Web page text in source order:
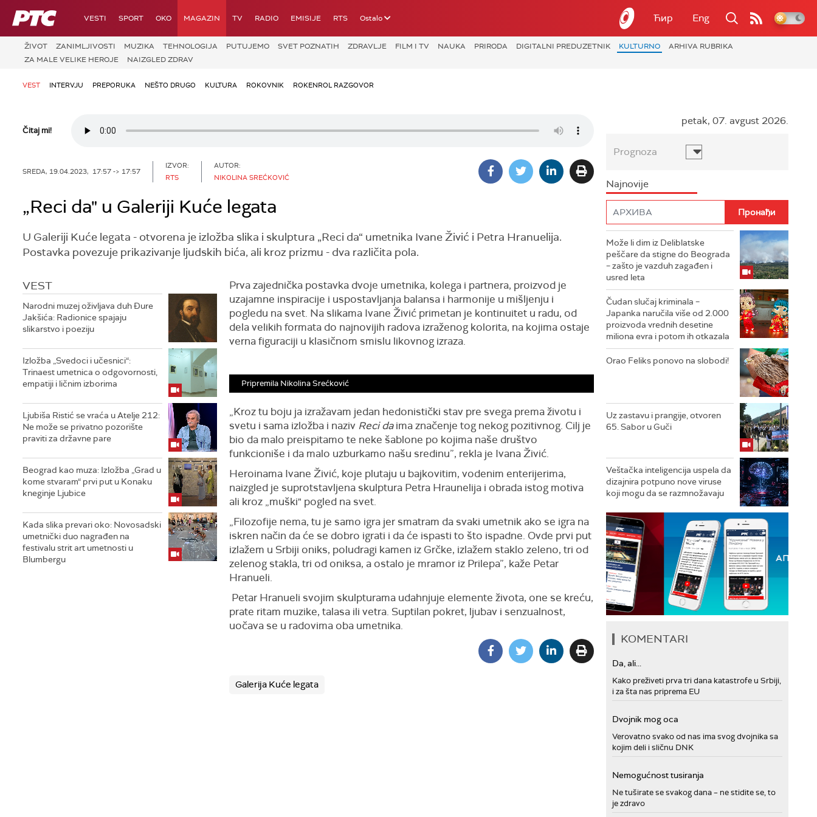
RTS VESTI SPORT OKO MAGAZIN TV RADIO EMISIJE RTS Ostalo Ћир Eng
ŽIVOT ZANIMLJIVOSTI MUZIKA TEHNOLOGIJA PUTUJEMO SVET POZNATIH ZDRAVLJE FILM I TV NAUKA PRIRODA DIGITALNI PREDUZETNIK KULTURNO
ARHIVA RUBRIKA
ZA MALE VELIKE HEROJE
NAIZGLED ZDRAV
VEST INTERVJU PREPORUKA NEŠTO DRUGO KULTURA ROKOVNIK ROKENROL RAZGOVOR
Čitaj mi!
SREDA, 19.04.2023, 17:57 -> 17:57
IZVOR:
RTS
AUTOR:
NIKOLINA SREĆKOVIĆ
„Reci da" u Galeriji Kuće legata
U Galeriji Kuće legata - otvorena je izložba slika i skulptura „Reci da“ umetnika Ivane Živić i Petra Hranuelija.
Postavka povezuje prikazivanje ljudskih bića, ali kroz prizmu - dva različita pola.
VEST
Narodni muzej oživljava duh Đure
Jakšića: Radionice spajaju
slikarstvo i poeziju
Izložba „Svedoci i učesnici“:
Trinaest umetnica o odgovornosti,
empatiji i ličnim izborima
Ljubiša Ristić se vraća u Atelje 212:
Ne može se privatno pozorište
praviti za državne pare
Beograd kao muza: Izložba „Grad u
kome stvaram“ prvi put u Konaku
kneginje Ljubice
Kada slika prevari oko: Novosadski
umetnički duo nagrađen na
festivalu strit art umetnosti u
Blumbergu
Prva zajednička postavka dvoje umetnika, kolega i partnera, proizvod je
uzajamne inspiracije i uspostavljanja balansa i harmonije u mišljenju i
pogledu na svet. Na slikama Ivane Živić primetan je kontinuitet u radu, od
dela velikih formata do najnovijih radova izraženog kolorita, na kojima ostaje
verna figuraciji u klasičnom smislu likovnog izraza.
Pripremila Nikolina Srećković
„Kroz tu boju ja izražavam jedan hedonistički stav pre svega prema životu i
svetu i sama izložba i naziv Reci daima značenje tog nekog pozitivnog. Cilj je
bio da malo preispitamo te neke šablone po kojima naše društvo
funkcioniše i da malo uzburkamo našu sredinu”, rekla je Ivana Živić.
Heroinama Ivane Živić, koje plutaju u bajkovitim, vodenim enterijerima,
naizgled je suprotstavljena skulptura Petra Hraunelija i obrada istog motiva
ali kroz „muški" pogled na svet.
„Filozofije nema, tu je samo igra jer smatram da svaki umetnik ako se igra na
iskren način da će se dobro igrati i da će ispasti to što ispadne. Ovde prvi put
izlažem u Srbiji oniks, poludragi kamen iz Grčke, izlažem staklo zeleno, tri od
zelenog stakla, tri od oniksa, a ostalo je mramor iz Prilepa”, kaže Petar
Hranueli.
Petar Hranueli svojim skulpturama udahnjuje elemente života, one se kreću,
prate ritam muzike, talasa ili vetra. Suptilan pokret, ljubav i senzualnost,
uočava se u radovima oba umetnika.
Galerija Kuće legata
petak, 07. avgust 2026.
Prognoza
Najnovije
Može li dim iz Deliblatske
peščare da stigne do Beograda
– zašto je vazduh zagađen i
usred leta
Čudan slučaj kriminala –
Japanka naručila više od 2.000
proizvoda vrednih desetine
miliona evra i potom ih otkazala
Orao Feliks ponovo na slobodi!
Uz zastavu i prangije, otvoren
65. Sabor u Guči
Veštačka inteligencija uspela da
dizajnira potpuno nove viruse
koji mogu da se razmnožavaju
KOMENTARI
Da, ali...
Kako preživeti prva tri dana katastrofe u Srbiji,
i za šta nas priprema EU
Dvojnik mog oca
Verovatno svako od nas ima svog dvojnika sa
kojim deli i sličnu DNK
Nemogućnost tusiranja
Ne tuširate se svakog dana – ne stidite se, to
je zdravo